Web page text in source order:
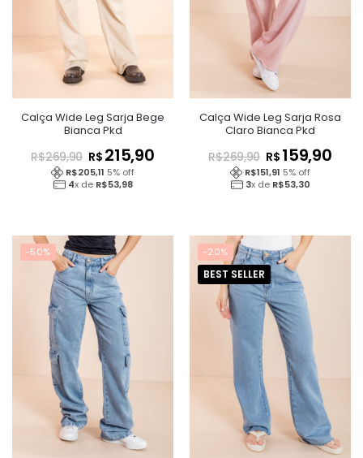
Calça Wide Leg Sarja Bege
Bianca Pkd
R$269,90 R$ 215,90
R$205,11 5% off
4x de R$53,98
Calça Wide Leg Sarja Rosa
Claro Bianca Pkd
R$269,90 R$ 159,90
R$151,91 5% off
3x de R$53,30
-50% -20%
BEST SELLER